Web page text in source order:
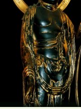
宿泊・温泉
イベント
アクセス